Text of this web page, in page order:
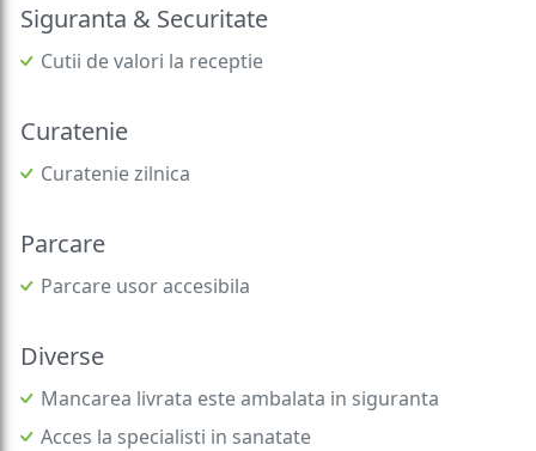
Siguranta & Securitate
Cutii de valori la receptie
Curatenie
Curatenie zilnica
Parcare
Parcare usor accesibila
Diverse
Mancarea livrata este ambalata in siguranta
Acces la specialisti in sanatate